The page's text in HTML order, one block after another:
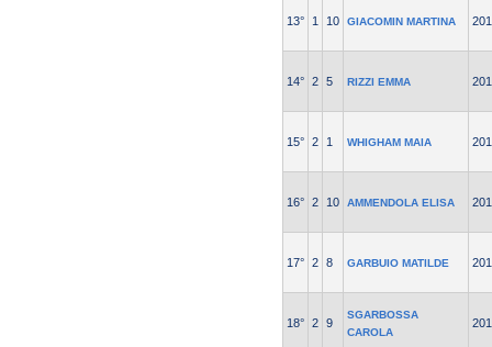
13° 1 10 GIACOMIN MARTINA
14° 2 5 RIZZI EMMA
15° 2 1 WHIGHAM MAIA
16° 2 10 AMMENDOLA ELISA
17° 2 8 GARBUIO MATILDE
18° 2 9
SGARBOSSA
CAROLA